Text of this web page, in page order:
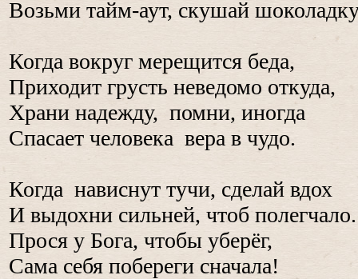
Возьми тайм-аут, скушай
Когда вокруг мерещится беда,
Приходит грусть неведомо откуда,
Храни надежду, помни, иногда
Спасает человека вера в чудо.
Когда нависнут тучи, сделай вдох
И выдохни сильней, чтоб полегчало.
Прося у Бога, чтобы уберёг,
Сама себя побереги сначала!